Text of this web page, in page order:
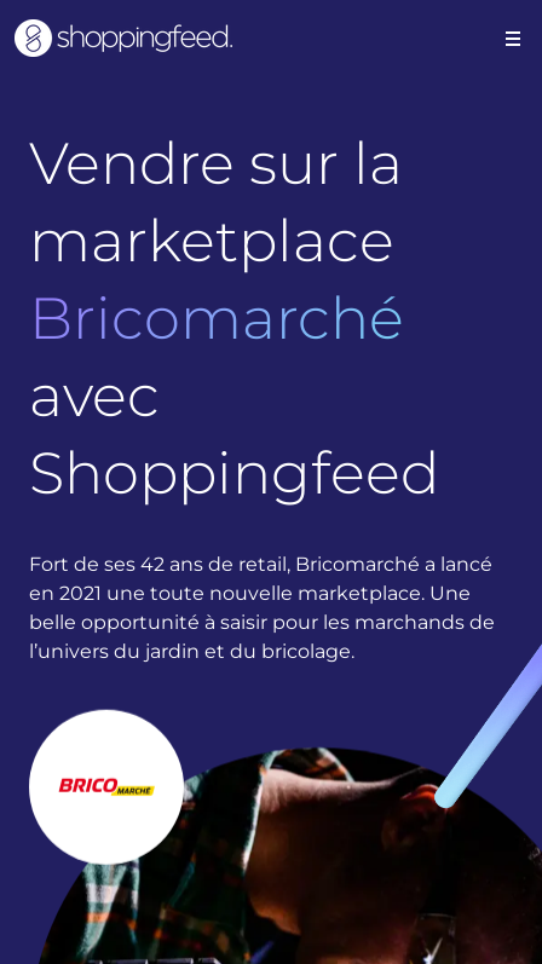
Vendre sur la
marketplace
Bricomarché
avec
Shoppingfeed
Fort de ses 42 ans de retail, Bricomarché a lancé
en 2021 une toute nouvelle marketplace. Une
belle opportunité à saisir pour les marchands de
l’univers du jardin et du bricolage.